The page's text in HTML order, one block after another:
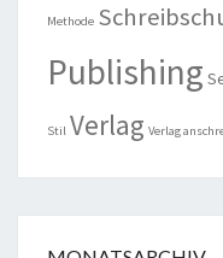
Methode
Publishing
Stil Verlag Verlag